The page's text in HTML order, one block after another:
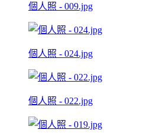
個人照 - 009.jpg
個人照 - 024.jpg
個人照 - 022.jpg